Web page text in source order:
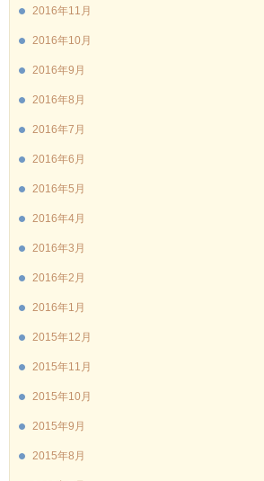
2016年11月
2016年10月
2016年9月
2016年8月
2016年7月
2016年6月
2016年5月
2016年4月
2016年3月
2016年2月
2016年1月
2015年12月
2015年11月
2015年10月
2015年9月
2015年8月